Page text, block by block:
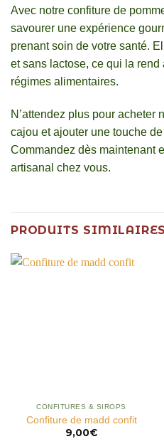
Avec notre confiture de
savourer une expérience
prenant soin de votre santé.
et sans lactose, ce qui la
régimes alimentaires.
N’attendez plus pour acheter
cajou et ajouter une touche
Commandez dès maintenant
artisanal chez vous.
PRODUITS SIMILAIRES
CONFITURES & SIROPS
Confiture de madd confit
9,00€